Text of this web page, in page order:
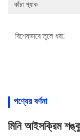
কাঁচা প্যাক
বিশেষভাবে তুলে ধরা:
পণ্যের বর্ণনা
মিনি আইসক্রিম শঙ্কু